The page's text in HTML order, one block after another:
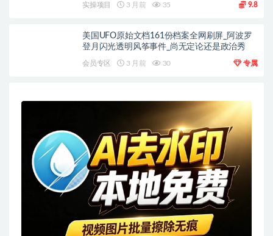
实操项目 3 月前 35 9.8
美国UFO原始文档161份档案全网刷屏_阿波罗
登月闪光透明风筝事件_尚无定论还是政治秀
会员专区 3 月前 30 专属